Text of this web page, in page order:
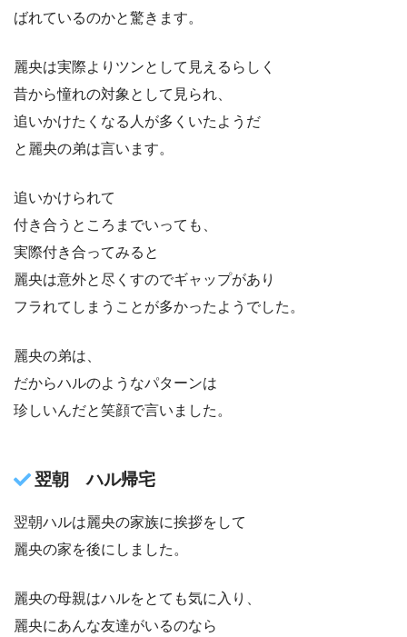
ばれているのかと驚きます。
麗央は実際よりツンとして見えるらしく
昔から憧れの対象として見られ、
追いかけたくなる人が多くいたようだ
と麗央の弟は言います。
追いかけられて
付き合うところまでいっても、
実際付き合ってみると
麗央は意外と尽くすのでギャップがあり
フラれてしまうことが多かったようでした。
麗央の弟は、
だからハルのようなパターンは
珍しいんだと笑顔で言いました。
翌朝 ハル帰宅
翌朝ハルは麗央の家族に挨拶をして
麗央の家を後にしました。
麗央の母親はハルをとても気に入り、
麗央にあんな友達がいるのなら